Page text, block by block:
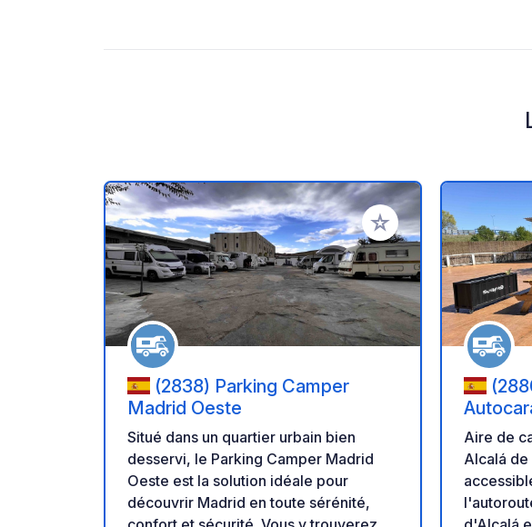
Ajouter à vos favoris
(2838) Parking Camper
Madrid Oeste
Situé dans un quartier urbain bien
desservi, le Parking Camper Madrid
Oeste est la solution idéale pour
découvrir Madrid en toute sérénité,
Aire de
Alcalá de
l'autoroute A2. Le